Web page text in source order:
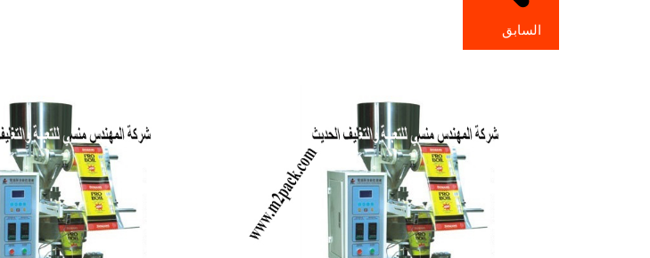
السابق